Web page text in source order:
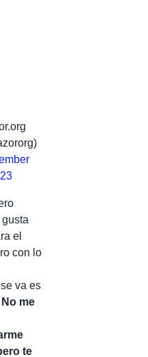
el
con lo
va es
No me
te